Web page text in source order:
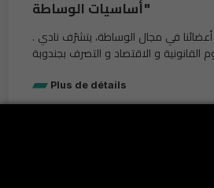
"أساسيات الوساطة
. في إطار تعزيز قدرات أعضائنا في مجال الوساطة، يتشرّف نادي
القانونية و الاقتصاد و التصرف بجندوبة
Plus de détails